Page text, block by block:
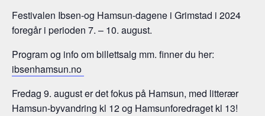
Festivalen Ibsen-og Hamsun-dagene i Grimstad i 2024
foregår i perioden 7. – 10. august.
Program og info om billettsalg mm. finner du her:
ibsenhamsun.no
Fredag 9. august er det fokus på Hamsun, med litterær
Hamsun-byvandring kl 12 og Hamsunforedraget kl 13!